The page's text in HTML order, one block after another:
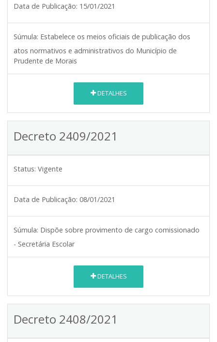
Data de Publicação: 15/01/2021
Súmula: Estabelece os meios oficiais de publicação dos
atos normativos e administrativos do Município de
Prudente de Morais
DETALHES
Decreto 2409/2021
Status: Vigente
Data de Publicação: 08/01/2021
Súmula: Dispõe sobre provimento de cargo comissionado
- Secretária Escolar
DETALHES
Decreto 2408/2021